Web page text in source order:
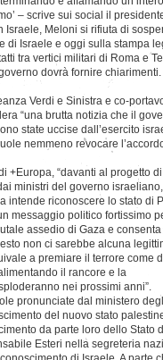
– scrive sui social il
Israele, Meloni si rifiuta di
di Israele e oggi sulla stampa
tra vertici militari di Roma e
dovrà fornire
Verdi e Sinistra e co-
“una brutta notizia che il
state uccise dall’esercito
nemmeno revocare
+Europa, “davanti al progetto
ministri del governo
intende riconoscere lo stato di
messaggio politico fortissimo
assedio di Gaza e
non ci sarebbe alcuna
a premiare il terrore come
il rancore e la
nei prossimi anni”.
pronunciate dal ministero
del nuovo stato
da parte loro dello Stato
Esteri nella segreteria